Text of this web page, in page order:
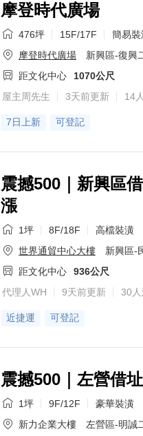
摩登時代廣場
476坪 15F/17F
簡易裝
摩登時代廣場
新興區-復興
距文化中心
1070公尺
屋主周先生
3天前更新 14
7日上新 可登記
震撼500｜新興區
漲
1坪 8F/18F
高檔裝潢
世界通貿中心大樓
新興區-
距文化中心
936公尺
代理人WH
9天前更新 30
近捷運 可登記
震撼500｜左營借
1坪 9F/12F
豪華裝潢
新力企業大樓
左營區-明誠